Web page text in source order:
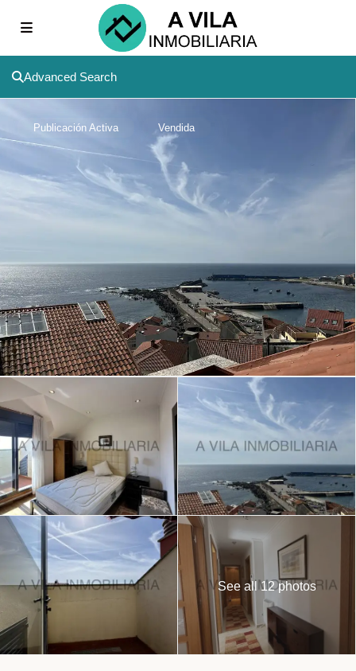
Advanced Search
Publicación Activa Vendida
See all 12 photos